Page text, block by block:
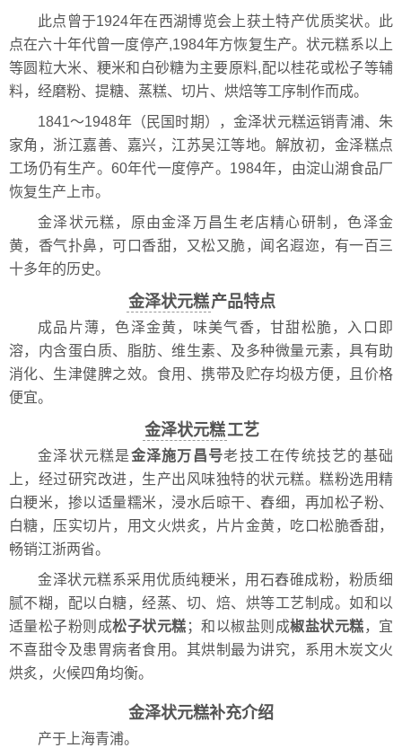
此点曾于1924年在西湖博览会上获土特产优质奖状。此
点在六十年代曾一度停产,1984年方恢复生产。状元糕系以上
等圆粒大米、粳米和白砂糖为主要原料,配以桂花或松子等辅
料，经磨粉、提糖、蒸糕、切片、烘焙等工序制作而成。
1841～1948年（民国时期），金泽状元糕运销青浦、朱
家角，浙江嘉善、嘉兴，江苏吴江等地。解放初，金泽糕点
工场仍有生产。60年代一度停产。1984年，由淀山湖食品厂
恢复生产上市。
金泽状元糕，原由金泽万昌生老店精心研制，色泽金
黄，香气扑鼻，可口香甜，又松又脆，闻名遐迩，有一百三
十多年的历史。
金泽状元糕产品特点
成品片薄，色泽金黄，味美气香，甘甜松脆，入口即
溶，内含蛋白质、脂肪、维生素、及多种微量元素，具有助
消化、生津健脾之效。食用、携带及贮存均极方便，且价格
便宜。
金泽状元糕工艺
金泽状元糕是金泽施万昌号老技工在传统技艺的基础
上，经过研究改进，生产出风味独特的状元糕。糕粉选用精
白粳米，掺以适量糯米，浸水后晾干、舂细，再加松子粉、
白糖，压实切片，用文火烘炙，片片金黄，吃口松脆香甜，
畅销江浙两省。
金泽状元糕系采用优质纯粳米，用石舂碓成粉，粉质细
腻不糊，配以白糖，经蒸、切、焙、烘等工艺制成。如和以
适量松子粉则成松子状元糕 ；和以椒盐则成椒盐状元糕，宜
不喜甜令及患胃病者食用。其烘制最为讲究，系用木炭文火
烘炙，火候四角均衡。
金泽状元糕补充介绍
产于上海青浦。